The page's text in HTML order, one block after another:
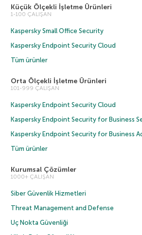
Küçük Ölçekli İşletme Ürünleri
1-100 ÇALIŞAN
Kaspersky Small Office Security
Kaspersky Endpoint Security Cloud
Tüm ürünler
Orta Ölçekli İşletme Ürünleri
101-999 ÇALIŞAN
Kaspersky Endpoint Security Cloud
Kaspersky Endpoint Security for Business
Kaspersky Endpoint Security for Business
Tüm ürünler
Kurumsal Çözümler
1000+ ÇALIŞAN
Siber Güvenlik Hizmetleri
Threat Management and Defense
Uç Nokta Güvenliği